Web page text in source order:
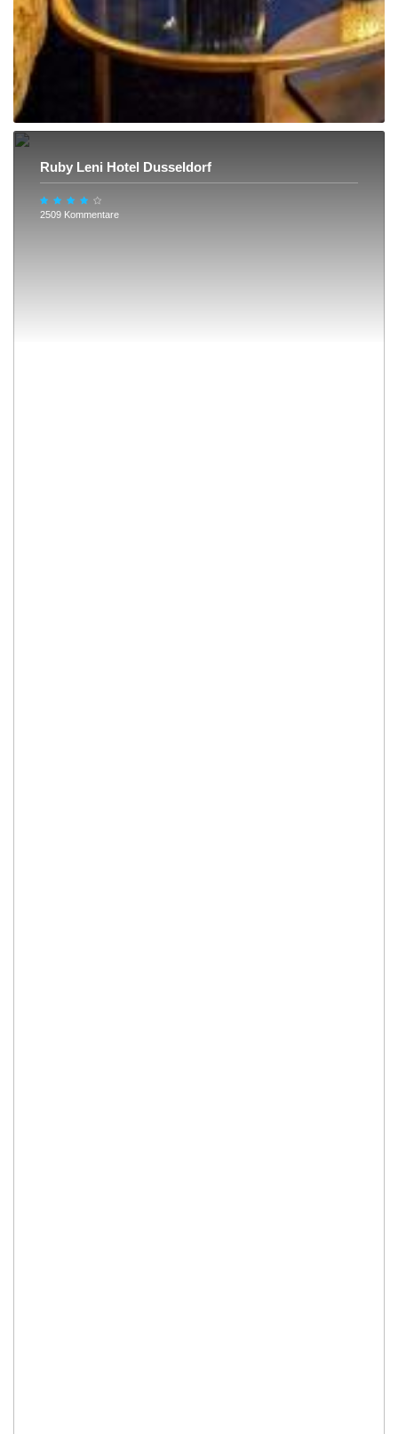
Ruby Leni Hotel Dusseldorf
2509 Kommentare